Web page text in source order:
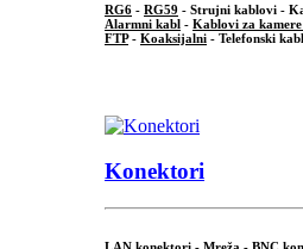
RG6 - RG59 - Strujni kablovi -
Alarmni kabl - Kablovi za
FTP- Koaksijalni - Telefonski
Konektori